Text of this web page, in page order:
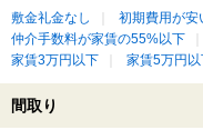
敷金礼金なし 初期費用が安
仲介手数料が家賃の55%以下
家賃3万円以下
家賃5万円以
間取り